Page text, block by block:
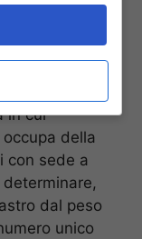
scrive la
in alcune
in cui
occupa della
con sede a
dal peso
unico